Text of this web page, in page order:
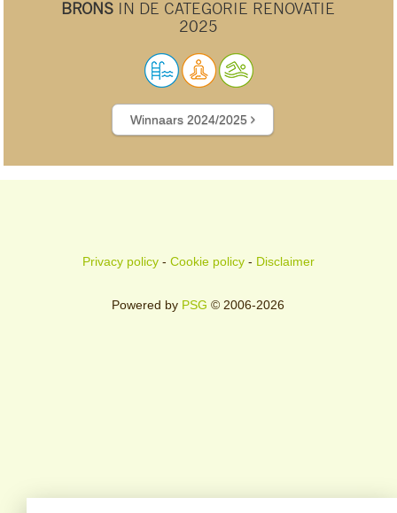
BRONS IN DE CATEGORIE RENOVATIE
2025
Winnaars 2024/2025
Privacy policy- Cookie policy- Disclaimer
Powered by PSG © 2006-2026